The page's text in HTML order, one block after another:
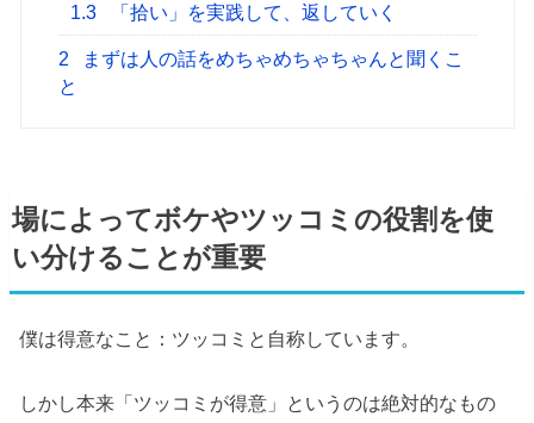
1.3 「拾い」を実践して、返していく
2
まずは人の話をめちゃめちゃちゃんと聞くこ
と
場によってボケやツッコミの役割を使
い分けることが重要
僕は得意なこと：ツッコミと自称しています。
しかし本来「ツッコミが得意」というのは絶対的なもの